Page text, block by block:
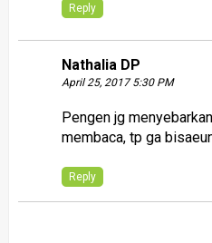
Reply
Nathalia DP
April 25, 2017 5:30 PM
Pengen jg
membaca, tp ga
Reply